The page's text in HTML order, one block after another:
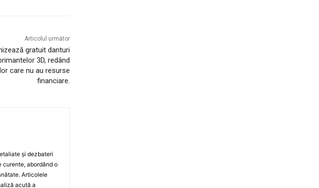
Articolul următor
gratuit danturi
3D, redând
care nu au resurse
financiare.
și dezbateri
curente, abordând o
Articolele
acută a